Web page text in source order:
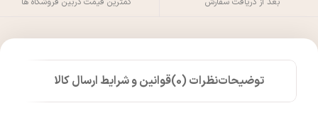
توضیحاتنظرات (0) قوانین و شرایط ارسال کالا